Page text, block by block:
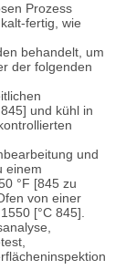
Prozess
fertig, wie
behandelt, um
der folgenden
und kühl in
und
einem
°F [845 zu
von einer
[°C 845].